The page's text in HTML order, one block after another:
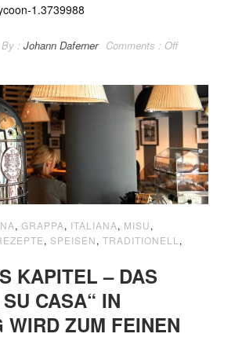
1.3739988
By : Johann Daferner Comments : Off
, GRAPPA, ITALIANA, MISU,
, SPEISEN, TRADITIONELL ,
KAPITEL – DAS
CASA“ IN
WIRD ZUM FEINEN